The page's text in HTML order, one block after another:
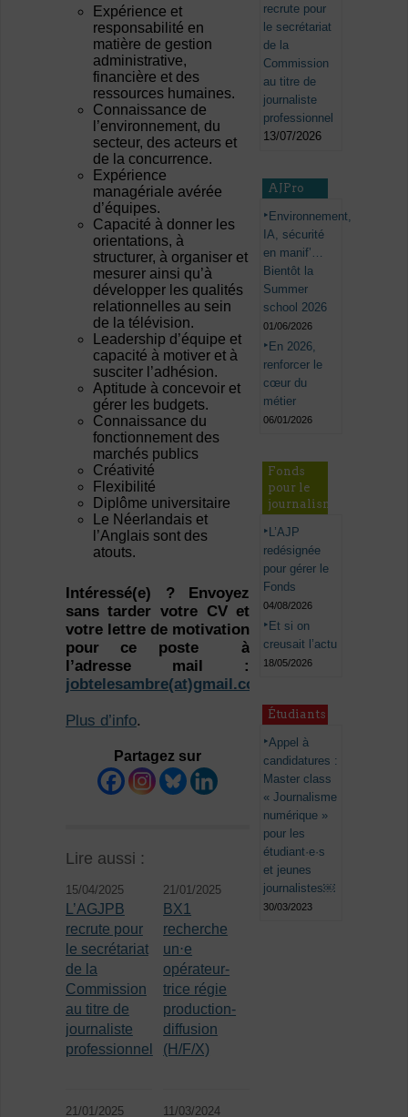
Expérience et
responsabilité en
matière de gestion
administrative,
financière et des
ressources humaines.
Connaissance de
l’environnement, du
secteur, des acteurs et
de la concurrence.
Expérience
managériale avérée
d’équipes.
Capacité à donner les
orientations, à
structurer, à organiser et
mesurer ainsi qu’à
développer les qualités
relationnelles au sein
de la télévision.
Leadership d’équipe et
capacité à motiver et à
susciter l’adhésion.
Aptitude à concevoir et
gérer les budgets.
Connaissance du
fonctionnement des
marchés publics
Créativité
Flexibilité
Diplôme universitaire
Le Néerlandais et
l’Anglais sont des
atouts.
Intéressé(e) ? Envoyez
sans tarder votre CV et
votre lettre de motivation
pour ce poste à
l’adresse mail :
jobtelesambre(at)gmail.com
Plus d’info.
Partagez sur
Lire aussi :
15/04/2025
L’AGJPB
recrute pour
le secrétariat
de la
Commission
au titre de
journaliste
professionnel
21/01/2025
BX1
recherche
un⋅e
opérateur-
trice régie
production-
diffusion
(H/F/X)
21/01/2025 11/03/2024
recrute pour
le secrétariat
de la
Commission
au titre de
journaliste
professionnel
13/07/2026
AJPro
Environnement,
IA, sécurité
en manif’…
Bientôt la
Summer
school 2026
01/06/2026
En 2026,
renforcer le
cœur du
métier
06/01/2026
Fonds
pour le
journalisme
L’AJP
redésignée
pour gérer le
Fonds
04/08/2026
Et si on
creusait l’actu
18/05/2026
Étudiants
Appel à
candidatures :
Master class
« Journalisme
numérique »
pour les
étudiant·e·s
et jeunes
journalistes￼
30/03/2023